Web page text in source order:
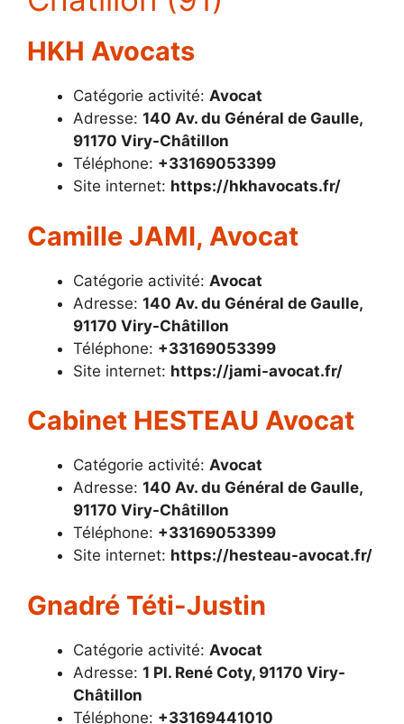
HKH Avocats
Catégorie activité: Avocat
Adresse: 140 Av. du Général de Gaulle,
91170 Viry-Châtillon
Téléphone: +33169053399
Site internet: https://hkhavocats.fr/
Camille JAMI, Avocat
Catégorie activité: Avocat
Adresse: 140 Av. du Général de Gaulle,
91170 Viry-Châtillon
Téléphone: +33169053399
Site internet: https://jami-avocat.fr/
Cabinet HESTEAU Avocat
Catégorie activité: Avocat
Adresse: 140 Av. du Général de Gaulle,
91170 Viry-Châtillon
Téléphone: +33169053399
Site internet: https://hesteau-avocat.fr/
Gnadré Téti-Justin
Catégorie activité: Avocat
Adresse: 1 Pl. René Coty, 91170 Viry-
Châtillon
Téléphone: +33169441010